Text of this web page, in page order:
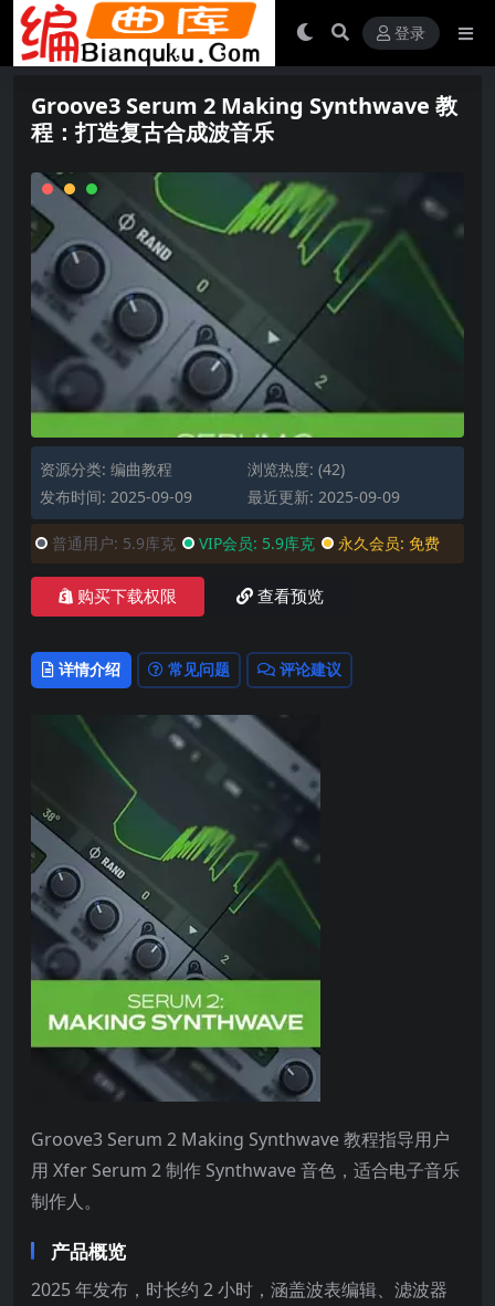
登录
Groove3 Serum 2 Making Synthwave 教
程：打造复古合成波音乐
资源分类: 编曲教程
浏览热度: (42)
发布时间: 2025-09-09
最近更新: 2025-09-09
普通用户: 5.9库克 VIP会员: 5.9库克 永久会员: 免费
购买下载权限 查看预览
详情介绍 常见问题 评论建议
Groove3 Serum 2 Making Synthwave 教程指导用户
用 Xfer Serum 2 制作 Synthwave 音色，适合电子音乐
制作人。
产品概览
2025 年发布，时长约 2 小时，涵盖波表编辑、滤波器